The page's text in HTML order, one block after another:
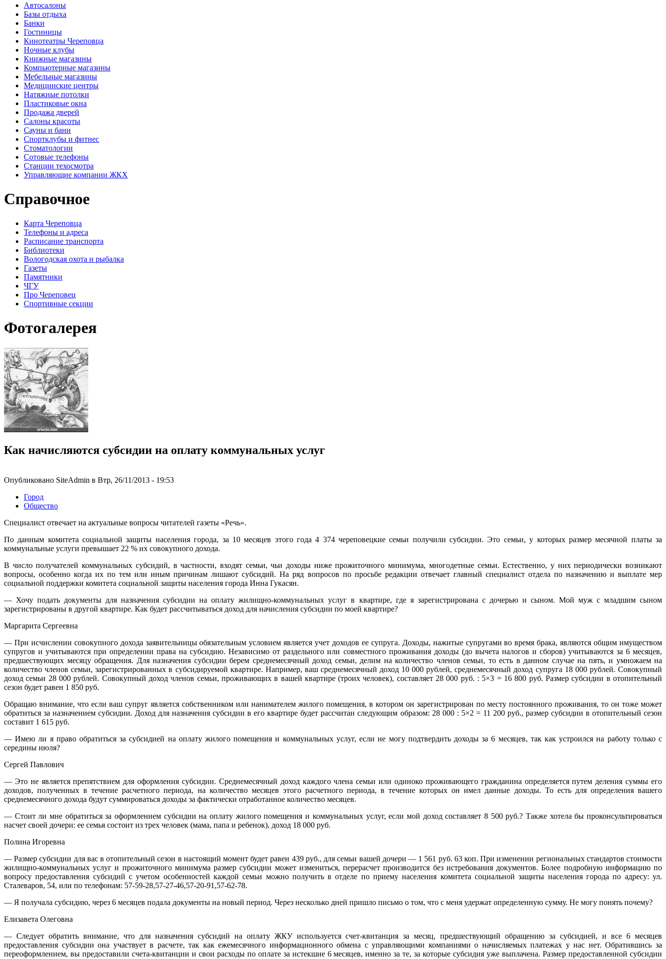
Автосалоны
Базы отдыха
Банки
Гостиницы
Кинотеатры Череповца
Ночные клубы
Книжные магазины
Компьютерные магазины
Мебельные магазины
Медицинские центры
Натяжные потолки
Пластиковые окна
Продажа дверей
Салоны красоты
Сауны и бани
Спортклубы и фитнес
Стоматологии
Сотовые телефоны
Станции техосмотра
Управляющие компании ЖКХ
Справочное
Карта Череповца
Телефоны и адреса
Расписание транспорта
Библиотеки
Вологодская охота и рыбалка
Газеты
Памятники
ЧГУ
Про Череповец
Спортивные секции
Фотогалерея
Как начисляются субсидии на оплату коммунальных услуг
Опубликовано SiteAdmin в Втр, 26/11/2013 - 19:53
Город
Общество
Специалист отвечает на актуальные вопросы читателей газеты «Речь».
По данным комитета социальной защиты населения города, за 10 месяцев этого года 4 374 череповецкие семьи получили субсидии. Это семьи, у которых размер месячной платы за
коммунальные услуги превышает 22 % их совокупного дохода.
В число получателей коммунальных субсидий, в частности, входят семьи, чьи доходы ниже прожиточного минимума, многодетные семьи. Естественно, у них периодически возникают
вопросы, особенно когда их по тем или иным причинам лишают субсидий. На ряд вопросов по просьбе редакции отвечает главный специалист отдела по назначению и выплате мер
социальной поддержки комитета социальной защиты населения города Инна Гукасян.
— Хочу подать документы для назначения субсидии на оплату жилищно-коммунальных услуг в квартире, где я зарегистрирована с дочерью и сыном. Мой муж с младшим сыном
зарегистрированы в другой квартире. Как будет рассчитываться доход для начисления субсидии по моей квартире?
Маргарита Сергеевна
— При исчислении совокупного дохода заявительницы обязательным условием является учет доходов ее супруга. Доходы, нажитые супругами во время брака, являются общим имуществом
супругов и учитываются при определении права на субсидию. Независимо от раздельного или совместного проживания доходы (до вычета налогов и сборов) учитываются за 6 месяцев,
предшествующих месяцу обращения. Для назначения субсидии берем среднемесячный доход семьи, делим на количество членов семьи, то есть в данном случае на пять, и умножаем на
количество членов семьи, зарегистрированных в субсидируемой квартире. Например, ваш среднемесячный доход 10 000 рублей, среднемесячный доход супруга 18 000 рублей. Совокупный
доход семьи 28 000 рублей. Совокупный доход членов семьи, проживающих в вашей квартире (троих человек), составляет 28 000 руб. : 5×3 = 16 800 руб. Размер субсидии в отопительный
сезон будет равен 1 850 руб.
Обращаю внимание, что если ваш супруг является собственником или нанимателем жилого помещения, в котором он зарегистрирован по месту постоянного проживания, то он тоже может
обратиться за назначением субсидии. Доход для назначения субсидии в его квартире будет рассчитан следующим образом: 28 000 : 5×2 = 11 200 руб., размер субсидии в отопительный сезон
составит 1 615 руб.
— Имею ли я право обратиться за субсидией на оплату жилого помещения и коммунальных услуг, если не могу подтвердить доходы за 6 месяцев, так как устроился на работу только с
середины июля?
Сергей Павлович
— Это не является препятствием для оформления субсидии. Среднемесячный доход каждого члена семьи или одиноко проживающего гражданина определяется путем деления суммы его
доходов, полученных в течение расчетного периода, на количество месяцев этого расчетного периода, в течение которых он имел данные доходы. То есть для определения вашего
среднемесячного дохода будут суммироваться доходы за фактически отработанное количество месяцев.
— Стоит ли мне обратиться за оформлением субсидии на оплату жилого помещения и коммунальных услуг, если мой доход составляет 8 500 руб.? Также хотела бы проконсультироваться
насчет своей дочери: ее семья состоит из трех человек (мама, папа и ребенок), доход 18 000 руб.
Полина Игоревна
— Размер субсидии для вас в отопительный сезон в настоящий момент будет равен 439 руб., для семьи вашей дочери — 1 561 руб. 63 коп. При изменении региональных стандартов стоимости
жилищно-коммунальных услуг и прожиточного минимума размер субсидии может измениться, перерасчет производится без истребования документов. Более подробную информацию по
вопросу предоставления субсидий с учетом особенностей каждой семьи можно получить в отделе по приему населения комитета социальной защиты населения города по адресу: ул.
Сталеваров, 54, или по телефонам: 57-59-28,57-27-46,57-20-91,57-62-78.
— Я получала субсидию, через 6 месяцев подала документы на новый период. Через несколько дней пришло письмо о том, что с меня удержат определенную сумму. Не могу понять почему?
Елизавета Олеговна
— Следует обратить внимание, что для назначения субсидий на оплату ЖКУ используется счет-квитанция за месяц, предшествующий обращению за субсидией, и все 6 месяцев
предоставления субсидии она участвует в расчете, так как ежемесячного информационного обмена с управляющими компаниями о начисляемых платежах у нас нет. Обратившись за
переоформлением, вы предоставили счета-квитанции и свои расходы по оплате за истекшие 6 месяцев, именно за те, за которые субсидия уже выплачена. Размер предоставленной субсидии